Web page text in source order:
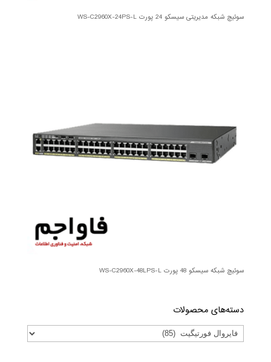
سوئیچ شبکه مدیریتی سیسکو 24 پورت WS-C2960X-24PS-L
سوئیچ شبکه سیسکو 48 پورت WS-C2960X-48LPS-L
دسته‌های محصولات